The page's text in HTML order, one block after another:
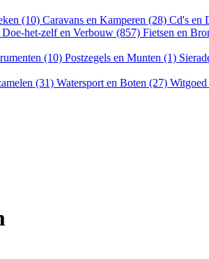
(10) Caravans en Kamperen (28) Cd's en
Doe-het-zelf en Verbouw (857) Fietsen en
(10) Postzegels en Munten (1)
(31) Watersport en Boten (27)